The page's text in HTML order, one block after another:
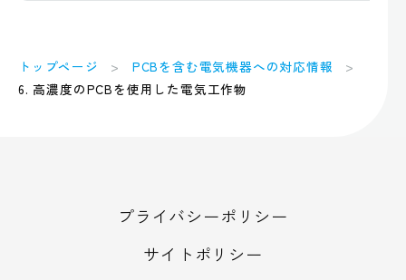
トップページ
PCBを含む電気機器への対応情報
6. 高濃度のPCBを使用した電気工作物
プライバシーポリシー
サイトポリシー